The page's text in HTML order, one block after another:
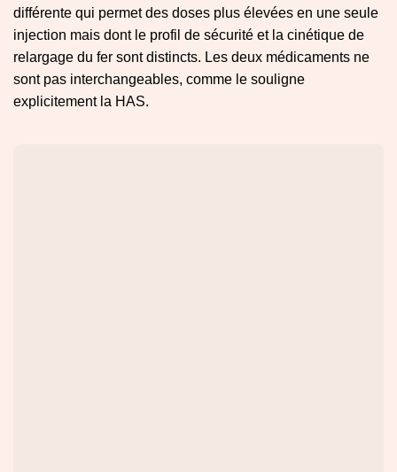
différente qui permet des doses plus élevées en une seule
injection mais dont le profil de sécurité et la cinétique de
relargage du fer sont distincts. Les deux médicaments ne
sont pas interchangeables, comme le souligne
explicitement la HAS.